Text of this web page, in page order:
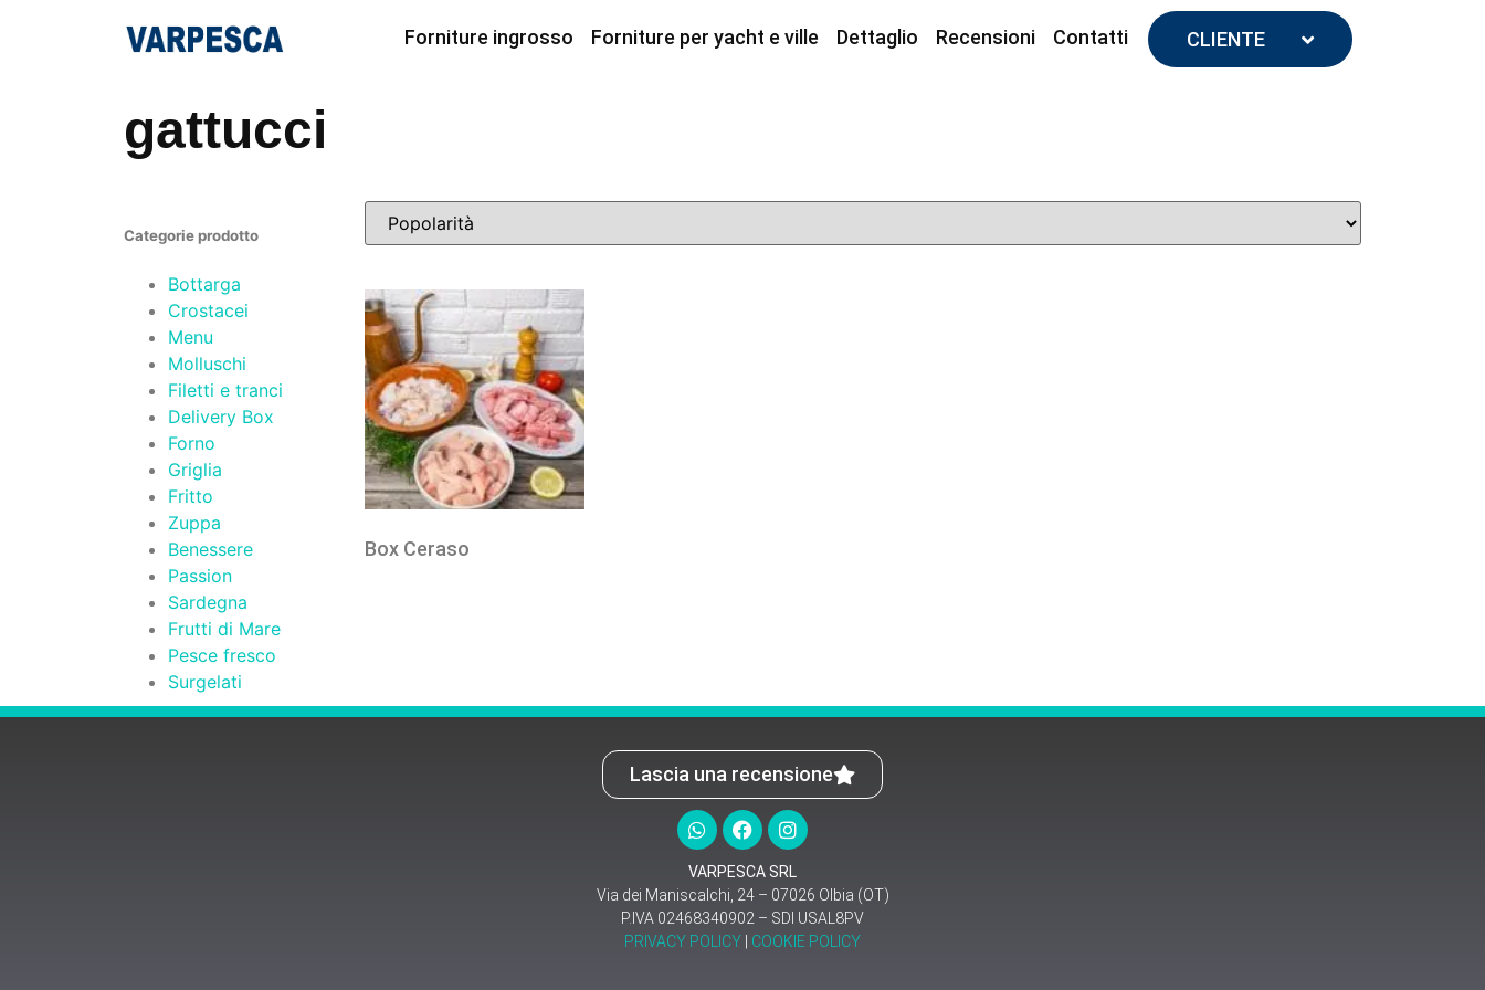
Forniture ingrosso Forniture per yacht e ville Dettaglio Recensioni Contatti CLIENTE
gattucci
Categorie prodotto
Bottarga
Crostacei
Menu
Molluschi
Filetti e tranci
Delivery Box
Forno
Griglia
Fritto
Zuppa
Benessere
Passion
Sardegna
Frutti di Mare
Pesce fresco
Surgelati
Box Ceraso
Lascia una recensione
VARPESCA SRL
Via dei Maniscalchi, 24 – 07026 Olbia (OT)
P.IVA 02468340902 – SDI USAL8PV
PRIVACY POLICY
COOKIE POLICY